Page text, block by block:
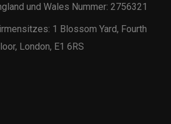
und Wales Nummer: 2756321
1 Blossom Yard, Fourth
London, E1 6RS